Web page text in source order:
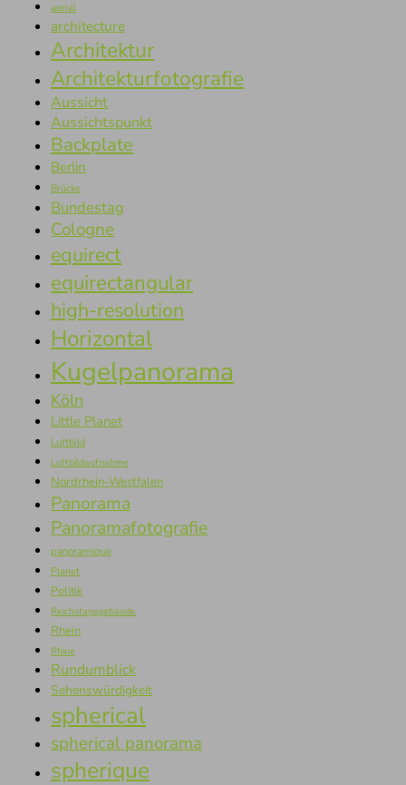
aerial
architecture
Architektur
Architekturfotografie
Aussicht
Aussichtspunkt
Backplate
Berlin
Brücke
Bundestag
Cologne
equirect
equirectangular
high-resolution
Horizontal
Kugelpanorama
Köln
Little Planet
Luftbild
Luftbildaufnahme
Nordrhein-Westfalen
Panorama
Panoramafotografie
panoramique
Planet
Politik
Reichstagsgebäude
Rhein
Rhine
Rundumblick
Sehenswürdigkeit
spherical
spherical panorama
spherique